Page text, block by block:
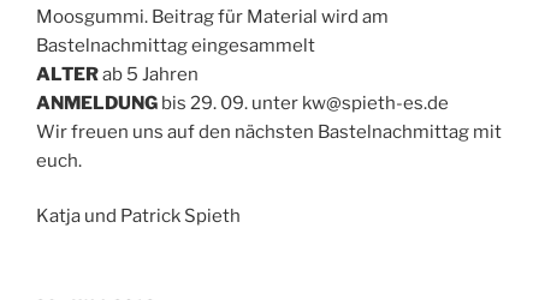
Moosgummi. Beitrag für Material wird am
Bastelnachmittag eingesammelt
ALTERab 5 Jahren
ANMELDUNG bis 29. 09. unter kw@spieth-es.de
Wir freuen uns auf den nächsten Bastelnachmittag mit
euch.
Katja und Patrick Spieth